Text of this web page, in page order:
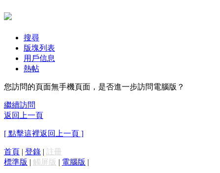
搜尋
版塊列表
用戶信息
熱帖
您訪問的頁面無手機頁面，是否進一步訪問電腦版？
繼續訪問
返回上一頁
[ 點擊這裡返回上一頁 ]
首頁 | 登錄 | 註冊
標準版 | 觸屏版 | 電腦版 |